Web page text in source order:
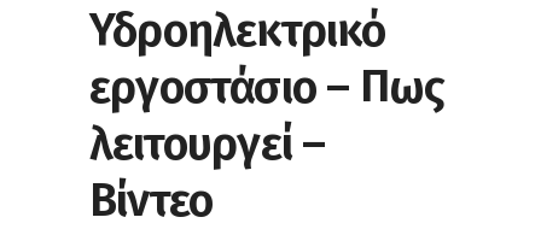
Υδροηλεκτρικό
εργοστάσιο – Πως
λειτουργεί –
Βίντεο